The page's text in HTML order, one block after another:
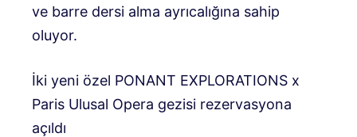
ve barre dersi alma ayrıcalığına sahip
oluyor.
İki yeni özel PONANT EXPLORATIONS x
Paris Ulusal Opera gezisi rezervasyona
açıldı